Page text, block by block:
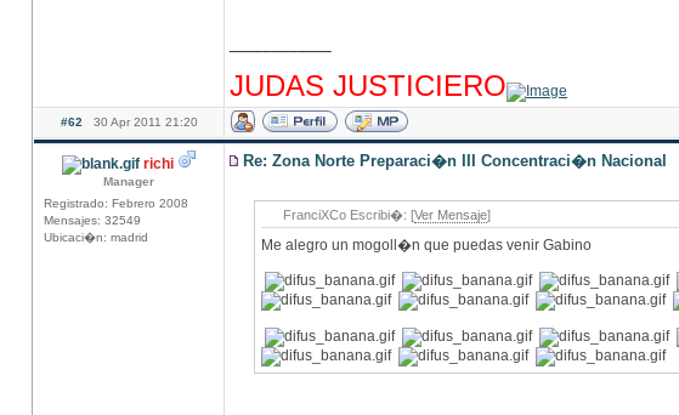
JUDAS JUSTICIERO
#62 30 Apr 2011 21:20
richi
Manager
Registrado: Febrero 2008
Mensajes: 32549
Ubicaci�n: madrid
Re: Zona Norte Preparaci�n III Concentraci�n Nacional
FranciXCo Escribi�: [Ver Mensaje]
Me alegro un mogoll�n que puedas venir Gabino